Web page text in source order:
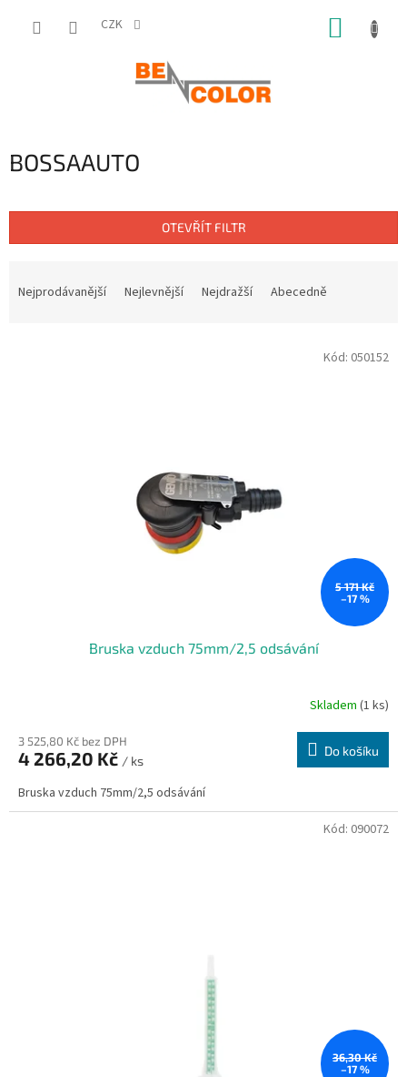
CZK
BOSSAAUTO
OTEVŘÍT FILTR
Nejprodávanější Nejlevnější Nejdražší Abecedně
5 171 Kč
–17 %
Bruska vzduch 75mm/2,5 odsávání
Skladem (1 ks)
3 525,80 Kč bez DPH
4 266,20 Kč / ks
Do košíku
Bruska vzduch 75mm/2,5 odsávání
Kód: 050152
36,30 Kč
–17 %
Kód: 090072